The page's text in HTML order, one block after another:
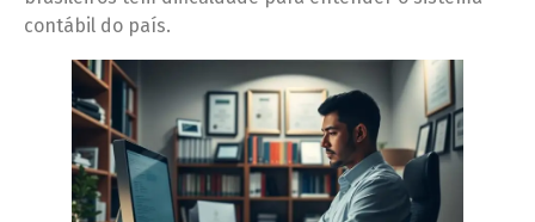
contábil do país.